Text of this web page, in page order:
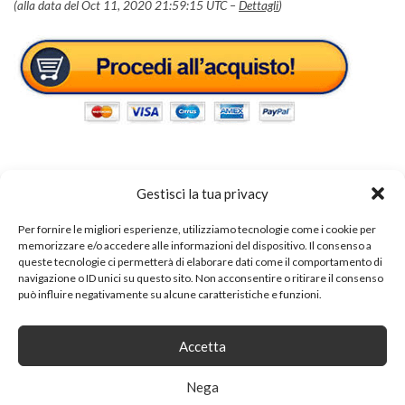
Gestisci la tua privacy
Per fornire le migliori esperienze, utilizziamo tecnologie come i cookie per
memorizzare e/o accedere alle informazioni del dispositivo. Il consenso a
queste tecnologie ci permetterà di elaborare dati come il comportamento di
navigazione o ID unici su questo sito. Non acconsentire o ritirare il consenso
può influire negativamente su alcune caratteristiche e funzioni.
Accetta
Nega
(alla data del Oct 11, 2020 21:59:15 UTC – Dettagli)
SHARE ON